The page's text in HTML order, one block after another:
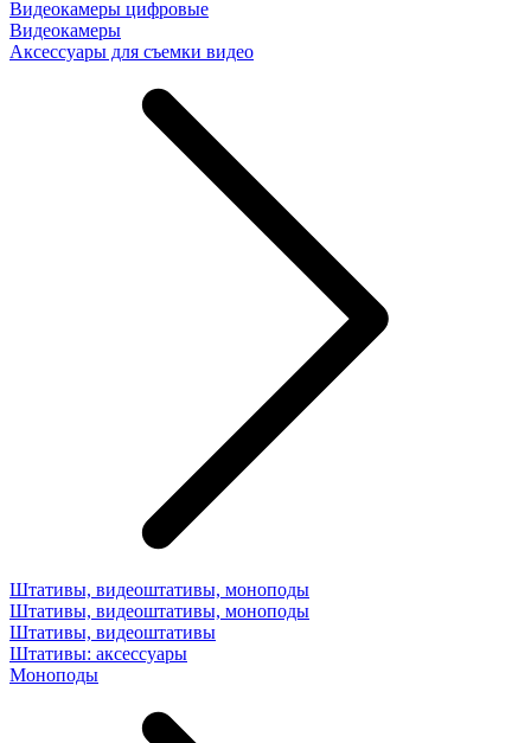
Видеокамеры цифровые
Видеокамеры
Аксессуары для съемки видео
Штативы, видеоштативы, моноподы
Штативы, видеоштативы, моноподы
Штативы, видеоштативы
Штативы: аксессуары
Моноподы